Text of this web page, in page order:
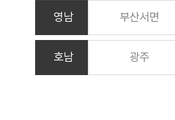
영남 부산서면
호남 광주